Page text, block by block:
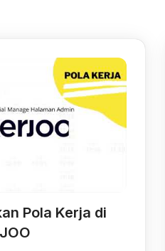
Pola Kerja di